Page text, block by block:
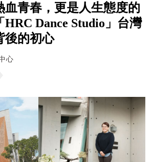
血青春，更是人生態度的
HRC Dance Studio」台灣
後的初心
心